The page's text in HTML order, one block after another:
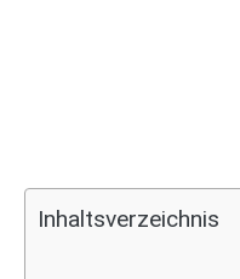
Inhaltsverzeichnis